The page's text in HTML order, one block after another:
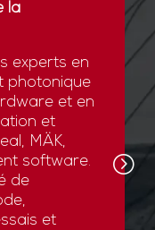
la
experts en
photonique
et en
et
MÄK,
software.
de
et